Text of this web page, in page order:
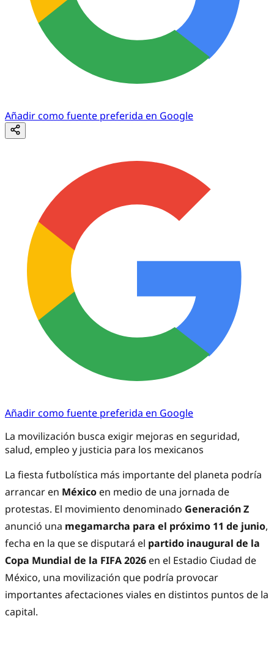
Añadir como fuente preferida en Google
Añadir como fuente preferida en Google
La movilización busca exigir mejoras en seguridad,
salud, empleo y justicia para los mexicanos
La fiesta futbolística más importante del planeta podría
arrancar en México en medio de una jornada de
protestas. El movimiento denominado Generación Z
anunció una megamarcha para el próximo 11 de junio,
fecha en la que se disputará el partido inaugural de la
Copa Mundial de la FIFA 2026 en el Estadio Ciudad de
México, una movilización que podría provocar
importantes afectaciones viales en distintos puntos de la
capital.